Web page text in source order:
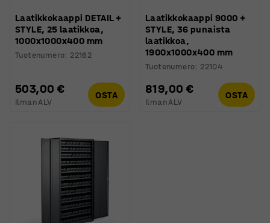
Laatikkokaappi DETAIL +
STYLE, 25 laatikkoa,
1000x1000x400 mm
Tuotenumero: 22162
503,00 €
Ilman ALV
OSTA
Laatikkokaappi 9000 +
STYLE, 36 punaista
laatikkoa,
1900x1000x400 mm
Tuotenumero: 22104
819,00 €
Ilman ALV
OSTA